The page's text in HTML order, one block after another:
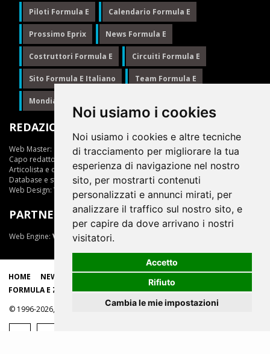
Noi usiamo i cookies
Noi usiamo i cookies e altre tecniche
di tracciamento per migliorare la tua
esperienza di navigazione nel nostro
sito, per mostrarti contenuti
personalizzati e annunci mirati, per
analizzare il traffico sul nostro sito, e
per capire da dove arrivano i nostri
visitatori.
Accetto
Rifiuto
Cambia le mie impostazioni
Piloti Formula E Calendario Formula E
Prossimo Eprix News Formula E
Costruttori Formula E Circuiti Formula E
Sito Formula E Italiano Team Formula E
Mondiale Formula E
REDAZIONE
Web Master:
Ing.Daniele Muscarella
Capo redattore:
Articolista e opinionista:Giuseppe Cianci
Database e statistiche:Marcella Toschi
Web Design: Vittorio Arena
PARTNER
Web Engine: ViDa 3.0
HOME NEWS CLASSIFICHE
FORMULA E ZONE
© 1996-2026, tutti i marchi appartengono ai rispettivi proprietari